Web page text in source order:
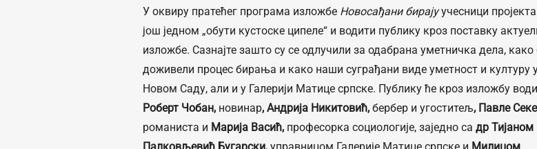
У оквиру пратећег програма изложбе Новосађани бирајуучесници
још једном „обути кустоске ципеле“ и водити публику кроз поставку
изложбе. Сазнајте зашто су се одлучили за одабрана уметничка дела, како
доживели процес бирања и како наши суграђани виде уметност и културу
Новом Саду, али и у Галерији Матице српске. Публику ће кроз изложбу
Роберт Чобан, новинар, Андрија Никитовић, бербер и угоститељ, Павле
романиста и Марија Васић, професорка социологије, заједно са др Тијаном